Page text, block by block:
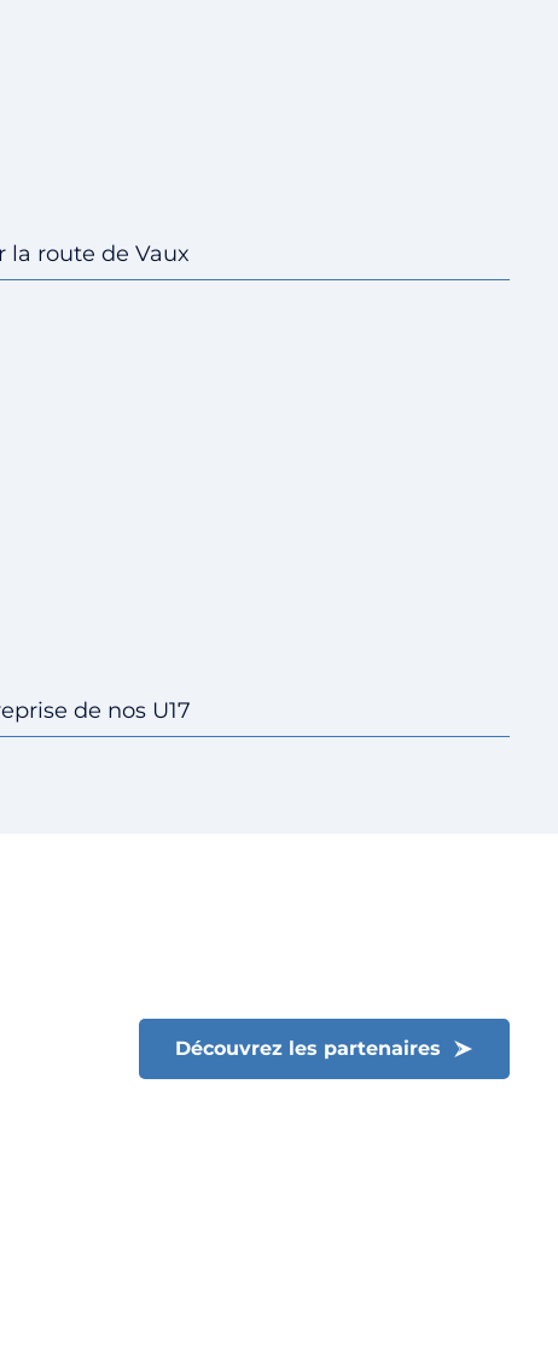
Fermer le menu
la route de Vaux
de nos U17
Découvrez les partenaires